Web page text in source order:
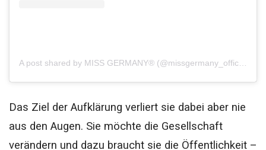
Das Ziel der Aufklärung verliert sie dabei aber nie
aus den Augen. Sie möchte die Gesellschaft
verändern und dazu braucht sie die Öffentlichkeit –